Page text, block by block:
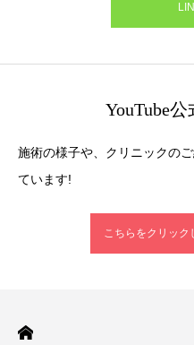
YouTube
施術の様子や、クリニックの
ています!
こちらをクリック